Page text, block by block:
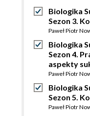
Biologika
Sezon 3.
Paweł Piotr
Biologika
Sezon 4.
aspekty
Paweł Piotr
Biologika
Sezon 5.
Paweł Piotr